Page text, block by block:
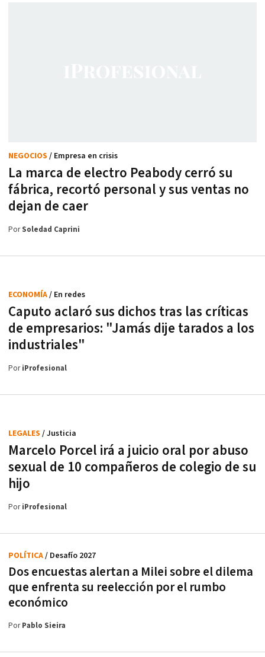
La marca de electro Peabody cerró su
fábrica, recortó personal y sus ventas no
dejan de caer
NEGOCIOS / Empresa en crisis
PorSoledad Caprini
Caputo aclaró sus dichos tras las críticas
de empresarios: "Jamás dije tarados a los
industriales"
ECONOMÍA/ En redes
PoriProfesional
Marcelo Porcel irá a juicio oral por abuso
sexual de 10 compañeros de colegio de su
hijo
LEGALES / Justicia
PoriProfesional
Dos encuestas alertan a Milei sobre el dilema
que enfrenta su reelección por el rumbo
económico
POLÍTICA/ Desafío 2027
PorPablo Sieira